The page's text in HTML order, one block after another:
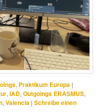
, Praktikum Europa |
,IAD,Outgoings ERASMUS,
,Valencia |Schreibe einen